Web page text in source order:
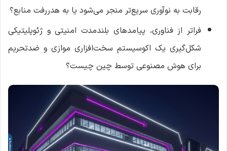
رقابت به نوآوری سریع‌تر منجر می‌شود یا به هدررفت منابع؟
فراتر از فناوری، پیامدهای بلندمدت امنیتی و ژئوپلیتیکی
شکل‌گیری یک اکوسیستم سخت‌افزاری موازی و ضدتحریم
برای هوش مصنوعی توسط چین چیست؟